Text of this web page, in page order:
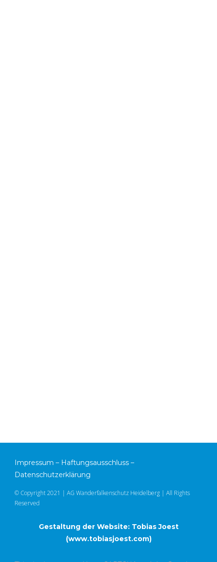
Impressum – Haftungsausschluss –
Datenschutzerklärung
© Copyright 2021 | AG Wanderfalkenschutz Heidelberg | All Rights
Reserved
Gestaltung der Website: Tobias Joest
(www.tobiasjoest.com)